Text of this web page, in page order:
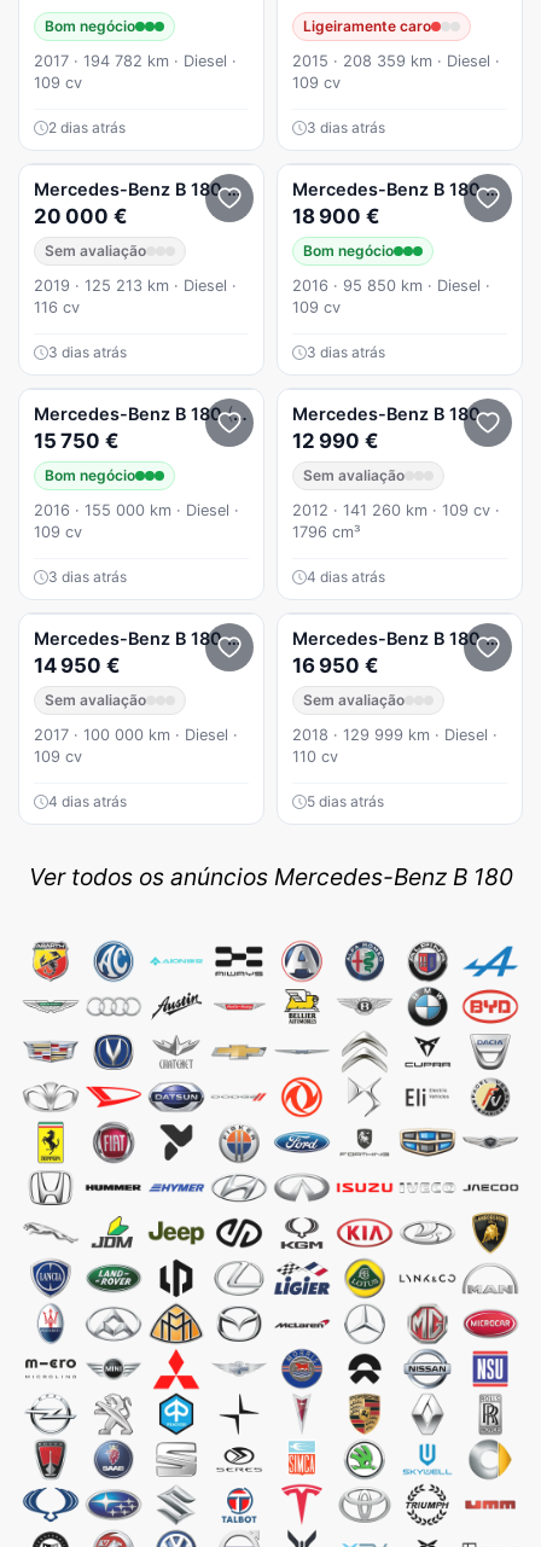
Bom negócio
2017 · 194 782 km · Diesel ·
109 cv
2 dias atrás
Ligeiramente caro
2015 · 208 359 km · Diesel ·
109 cv
3 dias atrás
Mercedes-Benz B 180 d 7G-DCT Progressive
20 000 €
Sem avaliação
2019 · 125 213 km · Diesel ·
116 cv
3 dias atrás
Mercedes-Benz B 180 d Style
18 900 €
Bom negócio
2016 · 95 850 km · Diesel ·
109 cv
3 dias atrás
Mercedes-Benz B 180 (CDI) d 7G-DCT Urban
15 750 €
Bom negócio
2016 · 155 000 km · Diesel ·
109 cv
3 dias atrás
Mercedes-Benz B 180
12 990 €
Sem avaliação
2012 · 141 260 km · 109 cv ·
1796 cm³
4 dias atrás
Mercedes-Benz B 180 d Style
14 950 €
Sem avaliação
2017 · 100 000 km · Diesel ·
109 cv
4 dias atrás
Mercedes-Benz B 180 Cdi
16 950 €
Sem avaliação
2018 · 129 999 km · Diesel ·
110 cv
5 dias atrás
Ver todos os anúncios Mercedes-Benz B 180